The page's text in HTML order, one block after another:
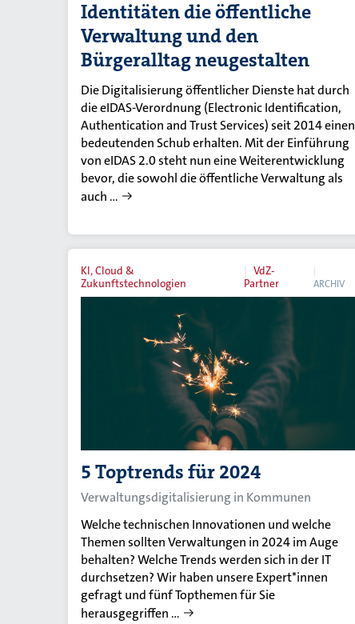
Identitäten die öffentliche
Verwaltung und den
Bürgeralltag neugestalten
Die Digitalisierung öffentlicher Dienste hat durch
die eIDAS-Verordnung (Electronic Identification,
Authentication and Trust Services) seit 2014 einen
bedeutenden Schub erhalten. Mit der Einführung
von eIDAS 2.0 steht nun eine Weiterentwicklung
bevor, die sowohl die öffentliche Verwaltung als
auch …
KI, Cloud &
Zukunftstechnologien
VdZ-
Partner
ARCHIV
5 Toptrends für 2024
Verwaltungsdigitalisierung in Kommunen
Welche technischen Innovationen und welche
Themen sollten Verwaltungen in 2024 im Auge
behalten? Welche Trends werden sich in der IT
durchsetzen? Wir haben unsere Expert*innen
gefragt und fünf Topthemen für Sie
herausgegriffen …